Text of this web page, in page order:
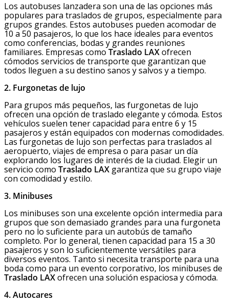
Los autobuses lanzadera son una de las opciones más
populares para traslados de grupos, especialmente para
grupos grandes. Estos autobuses pueden acomodar de
10 a 50 pasajeros, lo que los hace ideales para eventos
como conferencias, bodas y grandes reuniones
familiares. Empresas como Traslado LAXofrecen
cómodos servicios de transporte que garantizan que
todos lleguen a su destino sanos y salvos y a tiempo.
2. Furgonetas de lujo
Para grupos más pequeños, las furgonetas de lujo
ofrecen una opción de traslado elegante y cómoda. Estos
vehículos suelen tener capacidad para entre 6 y 15
pasajeros y están equipados con modernas comodidades.
Las furgonetas de lujo son perfectas para traslados al
aeropuerto, viajes de empresa o para pasar un día
explorando los lugares de interés de la ciudad. Elegir un
servicio como Traslado LAX garantiza que su grupo viaje
con comodidad y estilo.
3. Minibuses
Los minibuses son una excelente opción intermedia para
grupos que son demasiado grandes para una furgoneta
pero no lo suficiente para un autobús de tamaño
completo. Por lo general, tienen capacidad para 15 a 30
pasajeros y son lo suficientemente versátiles para
diversos eventos. Tanto si necesita transporte para una
boda como para un evento corporativo, los minibuses de
Traslado LAXofrecen una solución espaciosa y cómoda.
4. Autocares